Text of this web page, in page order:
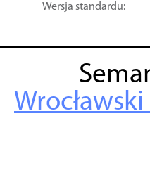
Wersja standardu: